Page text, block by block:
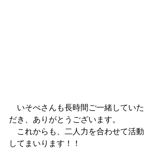
いそべさんも長時間ご一緒していた
だき、ありがとうございます。
これからも、二人力を合わせて活動
してまいります！！